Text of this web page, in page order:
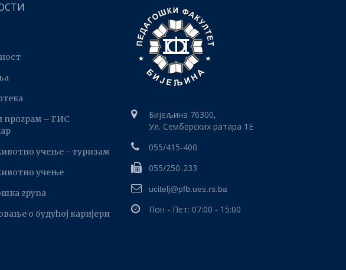
програм – ГИС
учење - туризам
учење
група
о будућој каријери
Бијељина 76300,
Ул. Семберских ратара 1E
055/415-400
055/250-233
ucitelj@pfb.ues.rs.ba
Пон - Пет: 07:00 - 15:00